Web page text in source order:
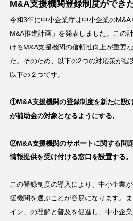
M&A支援機関登録制度ができ
令和3年に中小企業庁は中小企業の
M&A推進計画」を発表しました。この
けるM&A支援機関の信頼性向上が重要
た。そのため、以下の2つの対応策が提
以下の２つです。
①M&A支援機関の登録制度を新たに設
が補助金の対象となるようにする。
②M&A支援機関のサポートに関する問
情報提供を受け付ける窓口を設置する。
この登録制度の導入により、中小企業
援機関を選ぶことが容易になります。
イン」の理解と普及を促進し、中小企